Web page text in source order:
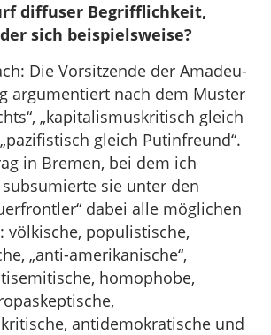
diffuser Begrifflichkeit,
sich beispielsweise?
Die Vorsitzende der Amadeu-
argumentiert nach dem Muster
„kapitalismuskritisch gleich
gleich Putinfreund“.
in Bremen, bei dem ich
sie unter den
dabei alle möglichen
völkische, populistische,
„anti-amerikanische“,
homophobe,
antidemokratische und